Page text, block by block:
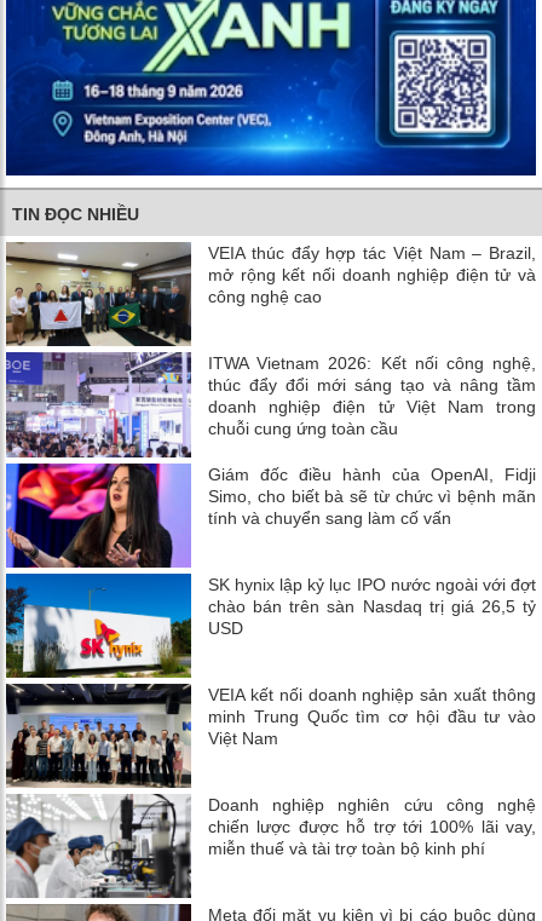
TIN ĐỌC NHIỀU
VEIA thúc đẩy hợp tác Việt Nam – Brazil,
mở rộng kết nối doanh nghiệp điện tử và
công nghệ cao
ITWA Vietnam 2026: Kết nối công nghệ,
thúc đẩy đổi mới sáng tạo và nâng tầm
doanh nghiệp điện tử Việt Nam trong
chuỗi cung ứng toàn cầu
Giám đốc điều hành của OpenAI, Fidji
Simo, cho biết bà sẽ từ chức vì bệnh mãn
tính và chuyển sang làm cố vấn
SK hynix lập kỷ lục IPO nước ngoài với đợt
chào bán trên sàn Nasdaq trị giá 26,5 tỷ
USD
VEIA kết nối doanh nghiệp sản xuất thông
minh Trung Quốc tìm cơ hội đầu tư vào
Việt Nam
Doanh nghiệp nghiên cứu công nghệ
chiến lược được hỗ trợ tới 100% lãi vay,
miễn thuế và tài trợ toàn bộ kinh phí
Meta đối mặt vụ kiện vì bị cáo buộc dùng